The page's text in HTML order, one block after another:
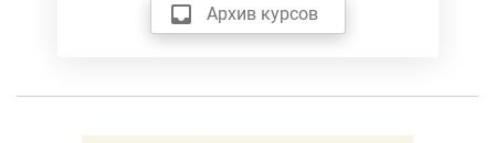
Архив курсов